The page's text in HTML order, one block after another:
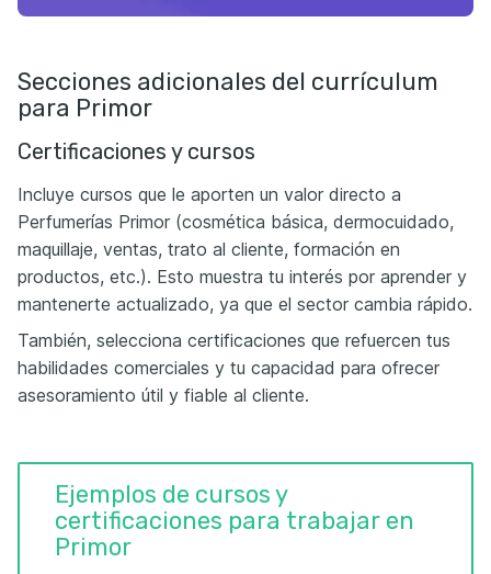
Secciones adicionales del currículum
para Primor
Certificaciones y cursos
Incluye cursos que le aporten un valor directo a
Perfumerías Primor (cosmética básica, dermocuidado,
maquillaje, ventas, trato al cliente, formación en
productos, etc.). Esto muestra tu interés por aprender y
mantenerte actualizado, ya que el sector cambia rápido.
También, selecciona certificaciones que refuercen tus
habilidades comerciales y tu capacidad para ofrecer
asesoramiento útil y fiable al cliente.
Ejemplos de cursos y
certificaciones para trabajar en
Primor